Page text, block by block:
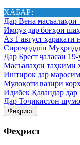
ХАБАР:
Дар Вена масъалаҳои
Имрӯз дар боғҳои
Аз 1 август
Сироҷиддин
Дар Брест ҷаласаи
Масъалаҳои таҳкими
Иштирок дар
Мулоқоти вазири
Идибек Қаландар
Дар Тоҷикистон
Феҳрист
Феҳрист